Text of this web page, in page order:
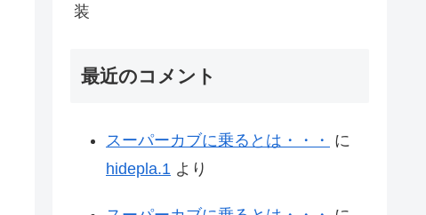
装
最近のコメント
スーパーカブに乗るとは・・・
に
hidepla.1 より